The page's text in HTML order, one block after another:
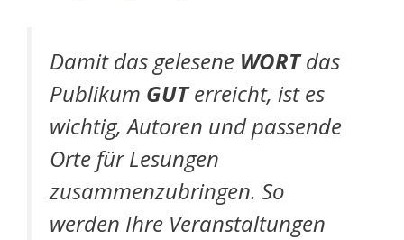
Damit das gelesene WORTdas
Publikum GUTerreicht, ist es
wichtig, Autoren und passende
Orte für Lesungen
zusammenzubringen. So
werden Ihre Veranstaltungen